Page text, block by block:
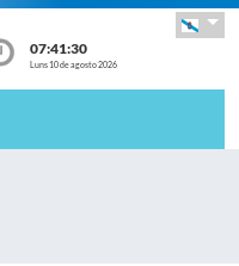
07:41:31
Luns 10 de agosto 2026